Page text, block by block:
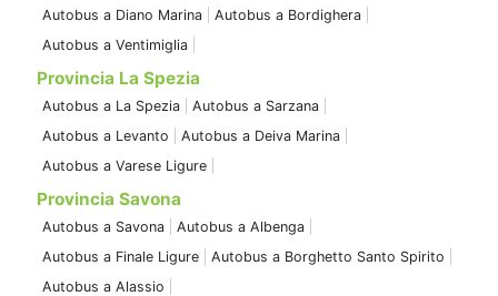
Autobus a Diano Marina
Autobus a Bordighera
Autobus a Ventimiglia
Provincia La Spezia
Autobus a La Spezia
Autobus a Sarzana
Autobus a Levanto
Autobus a Deiva Marina
Autobus a Varese Ligure
Provincia Savona
Autobus a Savona
Autobus a Albenga
Autobus a Finale Ligure
Autobus a Borghetto Santo Spirito
Autobus a Alassio